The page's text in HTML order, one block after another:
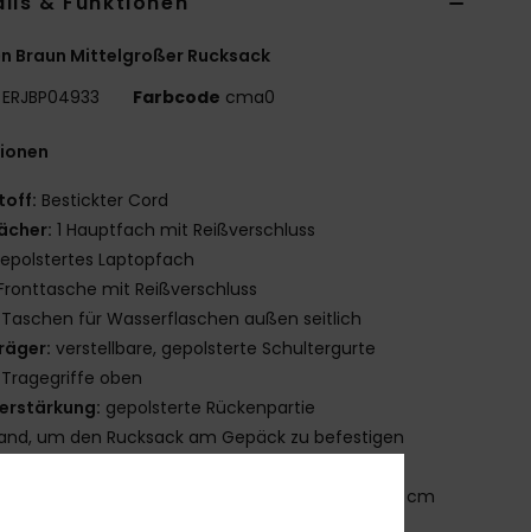
Braun Mittelgroßer Rucksack
ERJBP04933 Farbcode cma0
Bestickter Cord
1 Hauptfach mit Reißverschluss
Laptopfach
mit Reißverschluss
für Wasserflaschen außen seitlich
verstellbare, gepolsterte Schultergurte
oben
gepolsterte Rückenpartie
um den Rucksack am Gepäck zu befestigen
14.36" [H] x 12.3" [W] x 4.33" [D] / 38 x 31 x 11 cm